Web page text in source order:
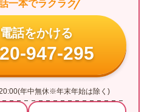
一本でラクラク
電話をかける
947-295
年中無休※年末年始は除く)